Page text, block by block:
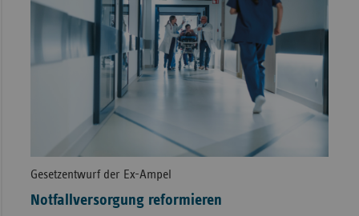
Gesetzentwurf der Ex-Ampel
Notfallversorgung reformieren